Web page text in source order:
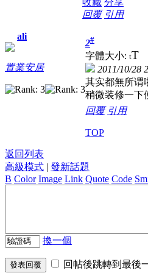
回覆 引用
ali
置業安居
2#
字體大小: tT
2011/10/28
其实都無所谓
稍微装修一下
回覆 引用
TOP
返回列表
高級模式 | 發新話題
B Color Image Link Quote Code
換一個
發表回覆 回帖後跳轉到最後